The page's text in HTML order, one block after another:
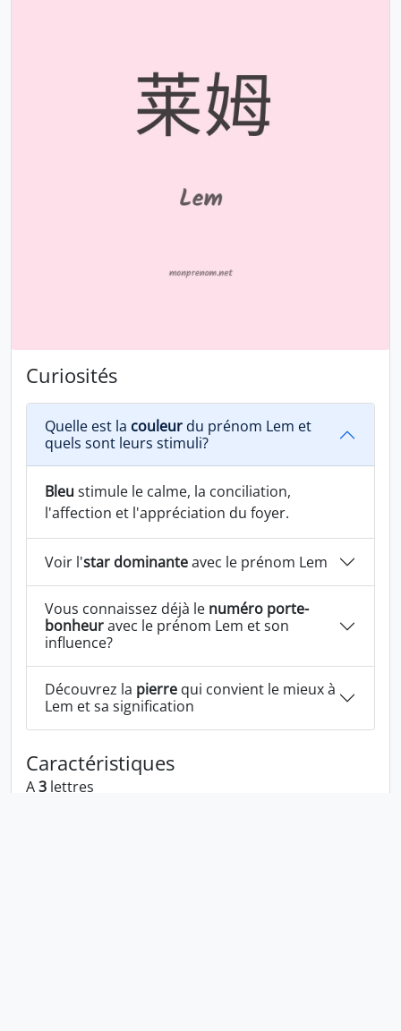
Curiosités
Quelle est la couleur du prénom Lem et
quels sont leurs stimuli?
Bleu stimule le calme, la conciliation,
l'affection et l'appréciation du foyer.
Voir l'star dominanteavec le prénom Lem
Vous connaissez déjà le numéro porte-
bonheuravec le prénom Lem et son
influence?
Découvrez la pierre qui convient le mieux à
Lem et sa signification
Caractéristiques
A3 lettres